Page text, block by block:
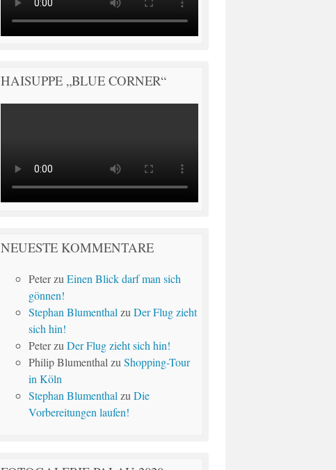
HAISUPPE „BLUE CORNER“
NEUESTE KOMMENTARE
PeterzuEinen Blick darf man sich
gönnen!
Stephan Blumenthal zuDer Flug zieht
sich hin!
PeterzuDer Flug zieht sich hin!
Philip Blumenthal zuShopping-Tour
in Köln
Stephan Blumenthal zuDie
Vorbereitungen laufen!